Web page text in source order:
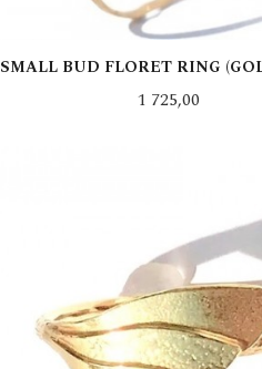
SMALL BUD FLORET RING
Pris
1 725,00